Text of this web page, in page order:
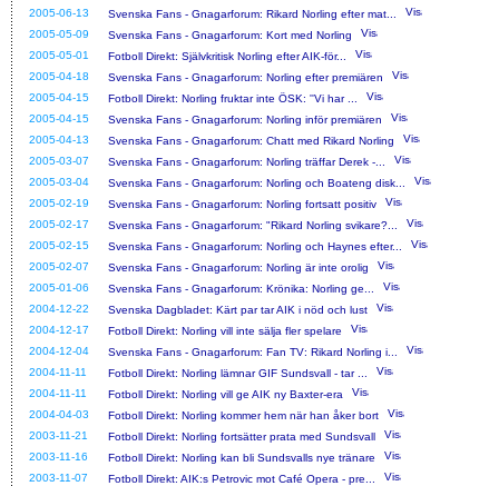
2005-06-13
Svenska Fans - Gnagarforum: Rikard Norling efter mat...
2005-05-09
Svenska Fans - Gnagarforum: Kort med Norling
2005-05-01
Fotboll Direkt: Självkritisk Norling efter AIK-för...
2005-04-18
Svenska Fans - Gnagarforum: Norling efter premiären
2005-04-15
Fotboll Direkt: Norling fruktar inte ÖSK: ''Vi har ...
2005-04-15
Svenska Fans - Gnagarforum: Norling inför premiären
2005-04-13
Svenska Fans - Gnagarforum: Chatt med Rikard Norling
2005-03-07
Svenska Fans - Gnagarforum: Norling träffar Derek -...
2005-03-04
Svenska Fans - Gnagarforum: Norling och Boateng disk...
2005-02-19
Svenska Fans - Gnagarforum: Norling fortsatt positiv
2005-02-17
Svenska Fans - Gnagarforum: "Rikard Norling svikare?...
2005-02-15
Svenska Fans - Gnagarforum: Norling och Haynes efter...
2005-02-07
Svenska Fans - Gnagarforum: Norling är inte orolig
2005-01-06
Svenska Fans - Gnagarforum: Krönika: Norling ge...
2004-12-22
Svenska Dagbladet: Kärt par tar AIK i nöd och lust
2004-12-17
Fotboll Direkt: Norling vill inte sälja fler spelare
2004-12-04
Svenska Fans - Gnagarforum: Fan TV: Rikard Norling i...
2004-11-11
Fotboll Direkt: Norling lämnar GIF Sundsvall - tar ...
2004-11-11
Fotboll Direkt: Norling vill ge AIK ny Baxter-era
2004-04-03
Fotboll Direkt: Norling kommer hem när han åker bort
2003-11-21
Fotboll Direkt: Norling fortsätter prata med Sundsvall
2003-11-16
Fotboll Direkt: Norling kan bli Sundsvalls nye tränare
2003-11-07
Fotboll Direkt: AIK:s Petrovic mot Café Opera - pre...